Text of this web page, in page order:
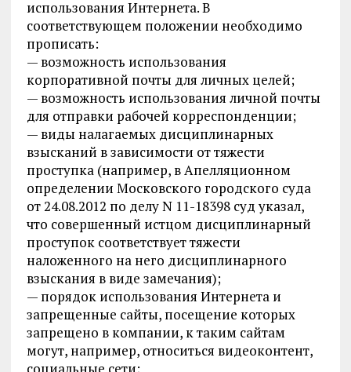
использования Интернета. В
соответствующем положении необходимо
прописать:
— возможность использования
корпоративной почты для личных целей;
— возможность использования личной почты
для отправки рабочей корреспонденции;
— виды налагаемых дисциплинарных
взысканий в зависимости от тяжести
проступка (например, в Апелляционном
определении Московского городского суда
от 24.08.2012 по делу N 11-18398 суд указал,
что совершенный истцом дисциплинарный
проступок соответствует тяжести
наложенного на него дисциплинарного
взыскания в виде замечания);
— порядок использования Интернета и
запрещенные сайты, посещение которых
запрещено в компании, к таким сайтам
могут, например, относиться видеоконтент,